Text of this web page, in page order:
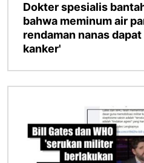
Dokter spesialis
bahwa meminum air
rendaman nanas
kanker'